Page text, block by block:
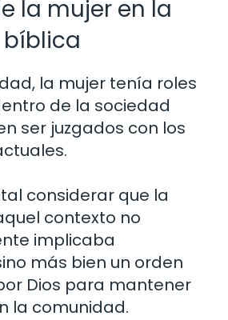
la mujer en la
la mujer tenía roles
de la sociedad
ser juzgados con los
considerar que la
contexto no
implicaba
más bien un orden
Dios para mantener
la comunidad.